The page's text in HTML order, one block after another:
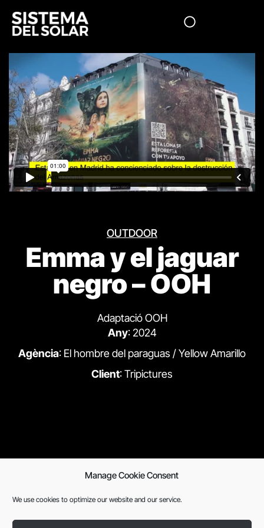
Manage Cookie Consent
We use cookies to optimize our website and our service.
OUTDOOR
Emma y el jaguar
negro – OOH
Adaptació OOH
Any: 2024
Agència: El hombre del paraguas / Yellow Amarillo
Client: Tripictures
Previous